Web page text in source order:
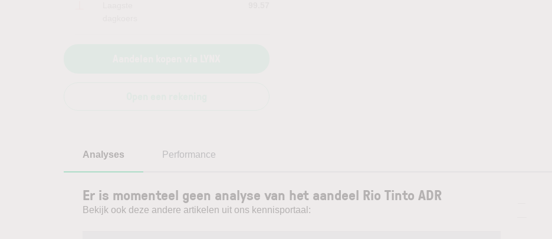
Analyses Performance
Er is momenteel geen analyse van het aandeel Rio Tinto ADR
Bekijk ook deze andere artikelen uit ons kennisportaal: